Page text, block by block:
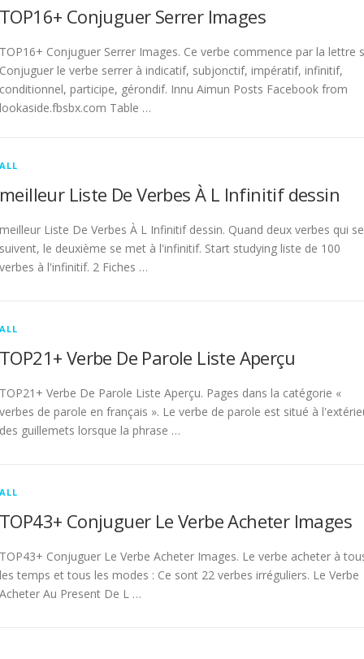
TOP16+ Conjuguer Serrer Images
TOP16+ Conjuguer Serrer Images. Ce verbe commence par la lettre
Conjuguer le verbe serrer à indicatif, subjonctif, impératif, infinitif,
conditionnel, participe, gérondif. Innu Aimun Posts Facebook from
lookaside.fbsbx.com Table …
ALL
meilleur Liste De Verbes À L Infinitif dessin
meilleur Liste De Verbes À L Infinitif dessin. Quand deux verbes qui se
suivent, le deuxième se met à l'infinitif. Start studying liste de 100
verbes à l'infinitif. 2 Fiches …
ALL
TOP21+ Verbe De Parole Liste Aperçu
TOP21+ Verbe De Parole Liste Aperçu. Pages dans la catégorie «
verbes de parole en français ». Le verbe de parole est situé à
des guillemets lorsque la phrase …
ALL
TOP43+ Conjuguer Le Verbe Acheter Images
TOP43+ Conjuguer Le Verbe Acheter Images. Le verbe acheter à
les temps et tous les modes : Ce sont 22 verbes irréguliers. Le Verbe
Acheter Au Present De L …